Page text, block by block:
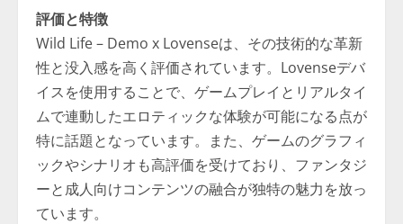
評価と特徴
Wild Life – Demo x Lovenseは、その技術的な革新
性と没入感を高く評価されています。Lovenseデバ
イスを使用することで、ゲームプレイとリアルタイ
ムで連動したエロティックな体験が可能になる点が
特に話題となっています。また、ゲームのグラフィ
ックやシナリオも高評価を受けており、ファンタジ
ーと成人向けコンテンツの融合が独特の魅力を放っ
ています。